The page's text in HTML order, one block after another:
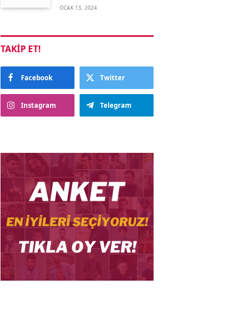
OCAK 13, 2024
TAKIP ET!
Facebook Twitter
Instagram Telegram